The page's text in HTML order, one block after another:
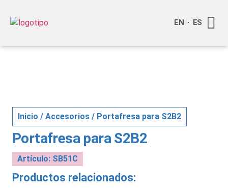
EN ES
Inicio / Accesorios / Portafresa para S2B2
Portafresa para S2B2
Artículo: SB51C
Productos relacionados: